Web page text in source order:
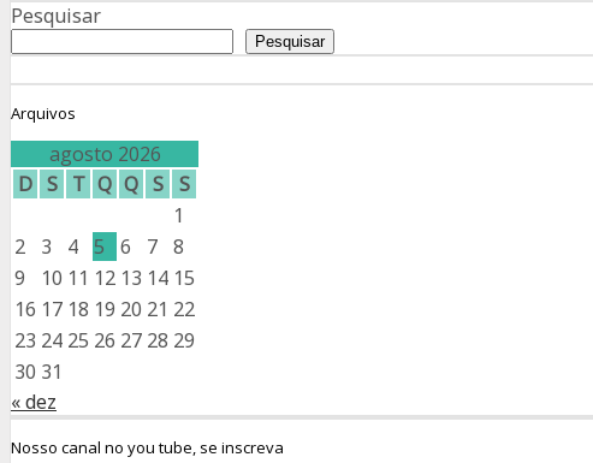
Pesquisar
Pesquisar
Arquivos
agosto 2026
D S T Q Q S
S
1
2
3 4 5 6 7 8
9
10 11 12 13 14 15
16 17 18 19 20 21 22
23 24 25 26 27 28 29
30 31
« dez
Nosso canal no you tube, se inscreva